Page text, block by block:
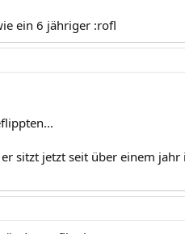
ein 6 jähriger :rofl
sitzt jetzt seit über einem